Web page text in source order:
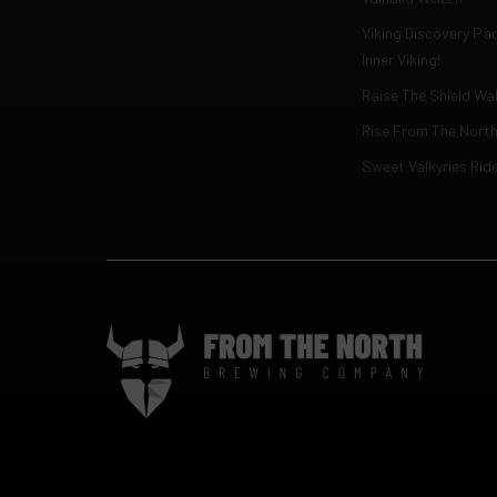
Viking Discovery
Inner Viking!
Raise The Shield
Rise From The North
Sweet Valkyries Ride